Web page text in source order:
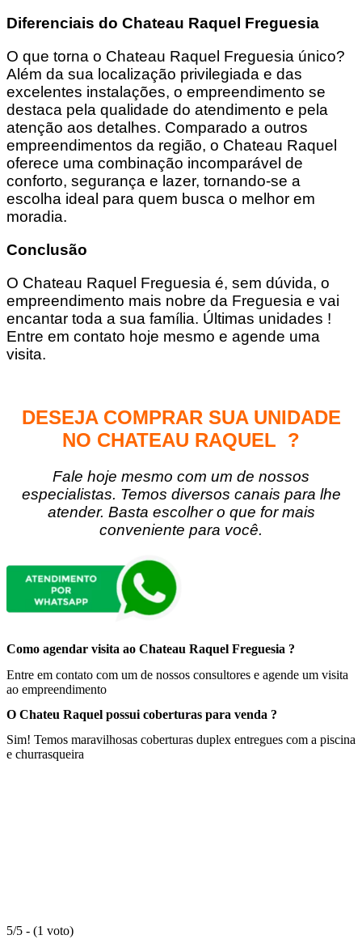
Diferenciais do Chateau Raquel Freguesia
O que torna o Chateau Raquel Freguesia único?
Além da sua localização privilegiada e das
excelentes instalações, o empreendimento se
destaca pela qualidade do atendimento e pela
atenção aos detalhes. Comparado a outros
empreendimentos da região, o Chateau Raquel
oferece uma combinação incomparável de
conforto, segurança e lazer, tornando-se a
escolha ideal para quem busca o melhor em
moradia.
Conclusão
O Chateau Raquel Freguesia é, sem dúvida, o
empreendimento mais nobre da Freguesia e vai
encantar toda a sua família. Últimas unidades !
Entre em contato hoje mesmo e agende uma
visita.
DESEJA COMPRAR SUA UNIDADE
NO CHATEAU RAQUEL ?
Fale hoje mesmo com um de nossos
especialistas. Temos diversos canais para lhe
atender. Basta escolher o que for mais
conveniente para você.
Como agendar visita ao Chateau Raquel Freguesia ?
Entre em contato com um de nossos consultores e agende um visita
ao empreendimento
O Chateu Raquel possui coberturas para venda ?
Sim! Temos maravilhosas coberturas duplex entregues com a piscina
e churrasqueira
5/5 - (1 voto)